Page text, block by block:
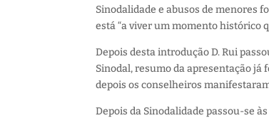
Sinodalidade e abusos de menores
está “a viver um momento histórico
Depois desta introdução D. Rui
Sinodal, resumo da apresentação já
depois os conselheiros
Depois da Sinodalidade passou-se